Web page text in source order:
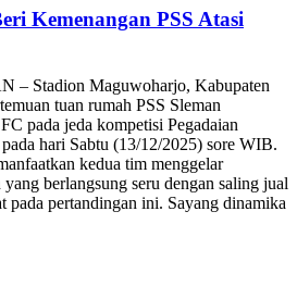
Kemenangan PSS Atasi
– Stadion Maguwoharjo, Kabupaten
tuan rumah PSS Sleman
pada jeda kompetisi Pegadaian
hari Sabtu (13/12/2025) sore WIB.
kedua tim menggelar
yang berlangsung seru dengan saling jual
pada pertandingan ini. Sayang dinamika